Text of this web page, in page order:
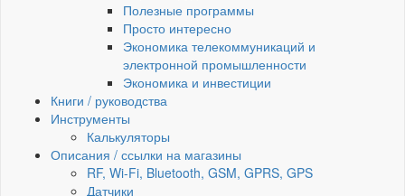
Полезные программы
Просто интересно
Экономика телекоммуникаций и
электронной промышленности
Экономика и инвестиции
Книги / руководства
Инструменты
Калькуляторы
Описания / ссылки на магазины
RF, Wi-Fi, Bluetooth, GSM, GPRS, GPS
Датчики